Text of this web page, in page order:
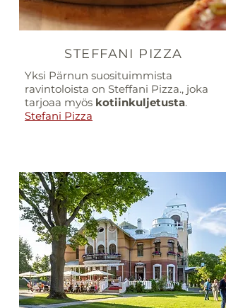
STEFFANI PIZZA
Yksi Pärnun suosituimmista
ravintoloista on Steffani Pizza., joka
tarjoaa myös kotiinkuljetusta.
Stefani Pizza